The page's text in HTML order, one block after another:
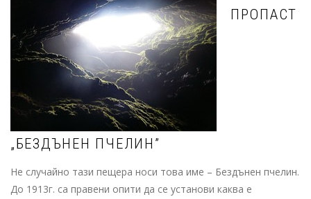
ПРОПАСТ
„БЕЗДЪНЕН ПЧЕЛИН”
Не случайно тази пещера носи това име – Бездънен пчелин.
До 1913г. са правени опити да се установи каква е